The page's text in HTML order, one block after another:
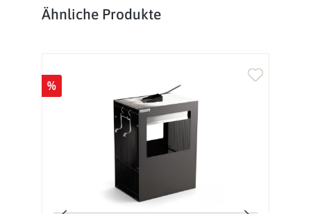
Produktgalerie überspringen
Ähnliche Produkte
%